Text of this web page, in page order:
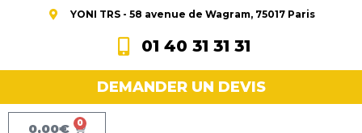
YONI TRS - 58 avenue de Wagram, 75017 Paris
01 40 31 31 31
DEMANDER UN DEVIS
0,00€ 0